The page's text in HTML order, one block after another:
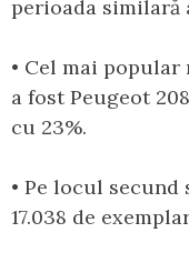
perioada
• Cel mai
a fost Peugeot
cu 23%.
• Pe locul secund
17.038 de